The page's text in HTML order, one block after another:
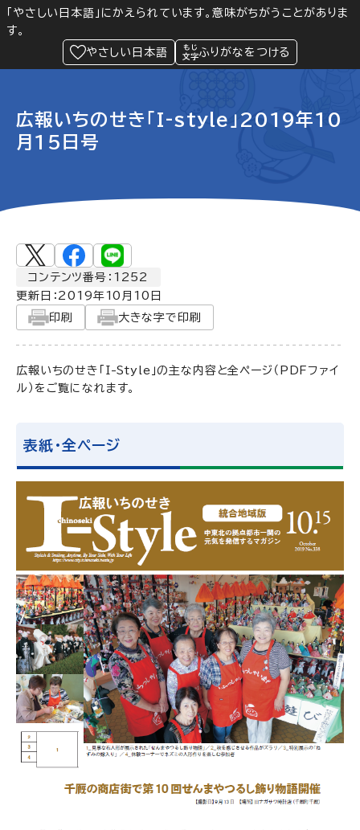
「やさしい日本語」にかえられています。意味がちがうことがありま
す。
やさしい日本語
ふりがなをつける
Language 閲覧支援
緊急情報
広報いちのせき「I-style」2019年10
月15日号
コンテンツ番号：1252
更新日： 2019年10月10日
印刷
大きな字で印刷
広報いちのせき「I-Style」の主な内容と全ページ（PDFファイ
ル）をご覧になれます。
表紙・全ページ